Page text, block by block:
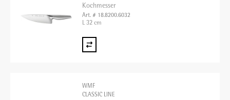
Kochmesser
Art. # 18.8200.6032
L 32 cm
WMF
CLASSIC LINE